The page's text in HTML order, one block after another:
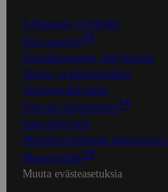
S-Business yrityksille
Oiva-raportit
Osuuskauppojen yhteystiedot
Tilaus- ja toimitusehdot
Tietosuojakäytäntö
Palvelun käyttöehdot
Saavutettavuus
Mobiilisovelluksen
Mainostajalle
Muuta evästeasetuksia